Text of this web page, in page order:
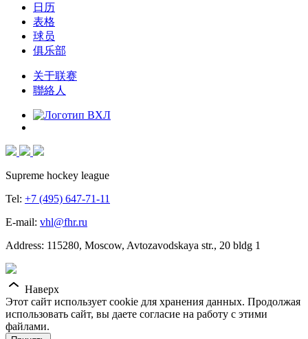
日历
表格
球员
俱乐部
关于联赛
聯絡人
Supreme hockey league
Tel: +7 (495) 647-71-11
E-mail: vhl@fhr.ru
Address: 115280, Moscow, Avtozavodskaya str., 20 bldg 1
Наверх
Этот сайт использует cookie для хранения данных. Продолжая
использовать сайт, вы даете согласие на работу с этими
файлами.